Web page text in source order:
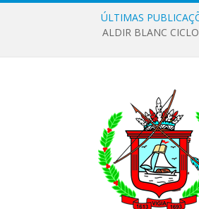
ÚLTIMAS
ALDIR BLANC